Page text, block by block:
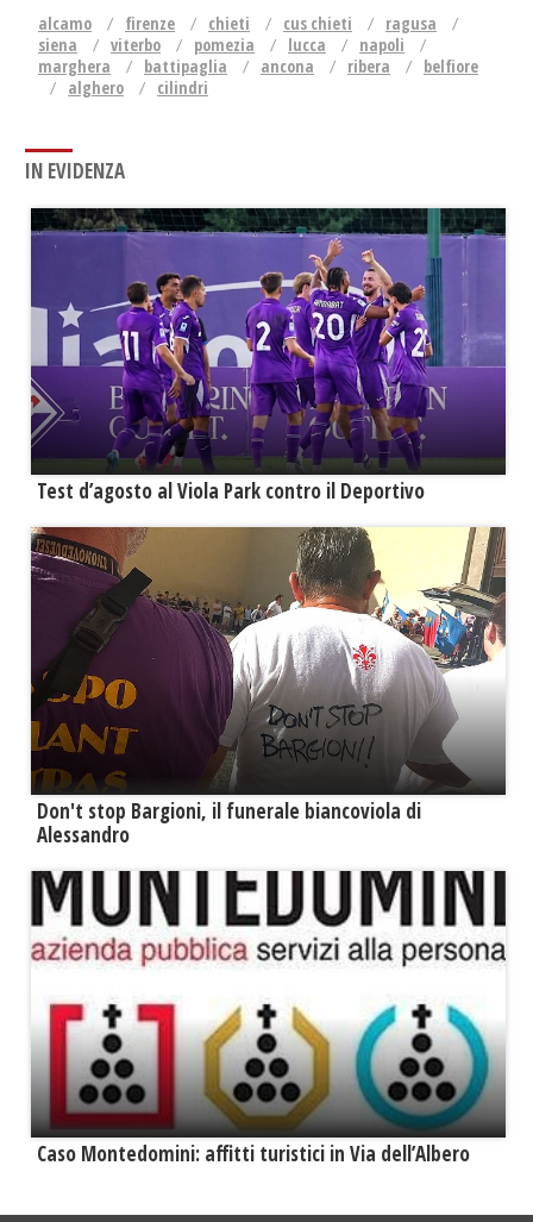
alcamo firenze chieti cus chieti
ragusa
siena
viterbo pomezia lucca
napoli
marghera
battipaglia ancona ribera
belfiore
alghero
cilindri
IN EVIDENZA
Test d’agosto al Viola Park contro il Deportivo
Don't stop Bargioni, il funerale biancoviola di
Alessandro
Caso Montedomini: affitti turistici in Via dell’Albero